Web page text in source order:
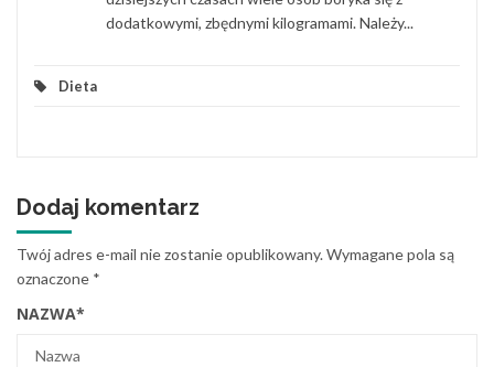
dodatkowymi, zbędnymi kilogramami. Należy...
Dieta
Dodaj komentarz
Twój adres e-mail nie zostanie opublikowany.Wymagane pola są
oznaczone *
NAZWA*